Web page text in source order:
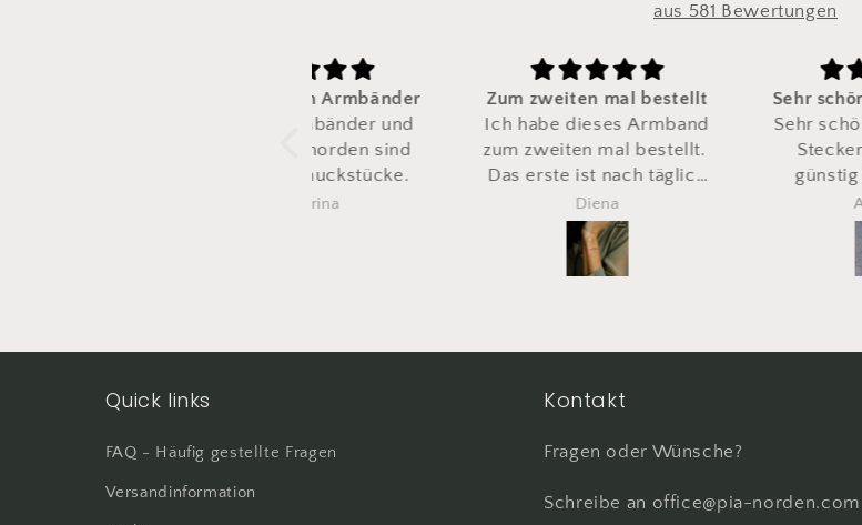
aus 581 Bewertungen
Zum zweiten mal bestellt
Ich habe dieses Armband
zum zweiten mal bestellt.
Das erste ist nach täglich
Sehr schön und einzigartig
Sehr schöne Ohringe. Die
Stecker sind etwas "
günstig / Hard " aber
Quick links
FAQ - Häufig gestellte Fragen
Versandinformation
Kontakt
Fragen oder Wünsche?
Schreibe an office@pia-norden.com